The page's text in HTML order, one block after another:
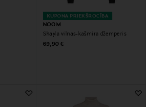
KUPONA PRIEKŠROCĪBA
NOOM
Shayla vilnas-kašmira džemperis
Original Price
69,90 €